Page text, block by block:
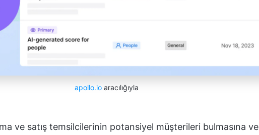
apollo.ioaracılığıyla
ve satış temsilcilerinin potansiyel müşterileri bulmasına ve